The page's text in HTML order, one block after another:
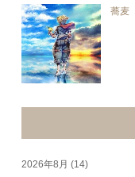
蕎麦
2026年8月 (14)